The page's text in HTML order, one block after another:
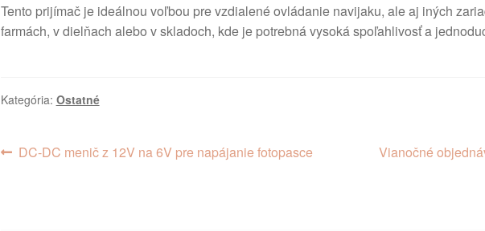
Tento prijímač je ideálnou voľbou pre vzdialené ovládanie navijaku, ale aj iných
farmách, v dielňach alebo v skladoch, kde je potrebná vysoká spoľahlivosť a
Kategória: Ostatné
Navigácia
Predchádzajúci
DC-DC menič z 12V na 6V pre napájanie fotopasce
Nasledujúci
Vianočné